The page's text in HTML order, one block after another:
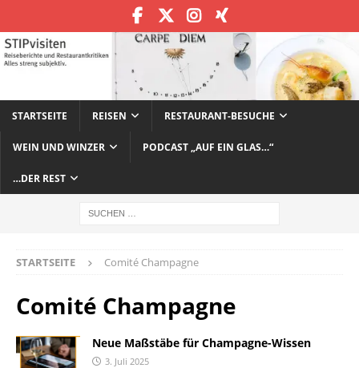
STARTSEITE REISEN RESTAURANT-BESUCHE
WEIN UND WINZER PODCAST „AUF EIN GLAS…“
…DER REST
STARTSEITE Comité Champagne
Comité Champagne
Neue Maßstäbe für Champagne-Wissen
3. Juli 2025